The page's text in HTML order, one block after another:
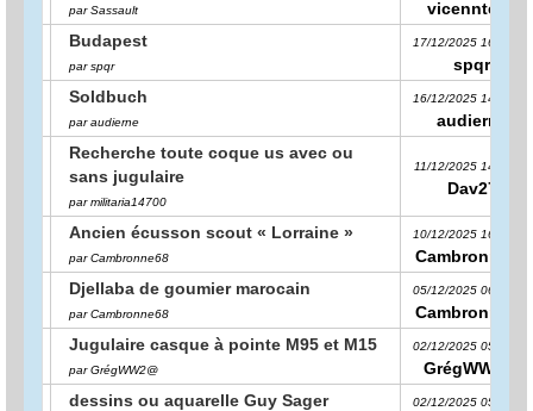
par Sassault
vicennte44
Budapest
par spqr
17/12/2025 16:47:37
spqr
Soldbuch
par audierne
16/12/2025 14:34:23
audierne
Recherche toute coque us avec ou
sans jugulaire
par militaria14700
11/12/2025 14:35:40
Dav27
Ancien écusson scout « Lorraine »
par Cambronne68
10/12/2025 16:49:49
Cambronne68
Djellaba de goumier marocain
par Cambronne68
05/12/2025 06:45:24
Cambronne68
Jugulaire casque à pointe M95 et M15
par GrégWW2@
02/12/2025 05:35:50
GrégWW2@
dessins ou aquarelle Guy Sager
02/12/2025 05:35:34